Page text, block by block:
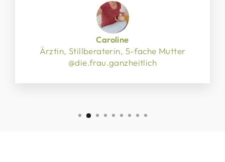
Caroline
Ärztin, Stillberaterin, 5-fache Mutter
@die.frau.ganzheitlich